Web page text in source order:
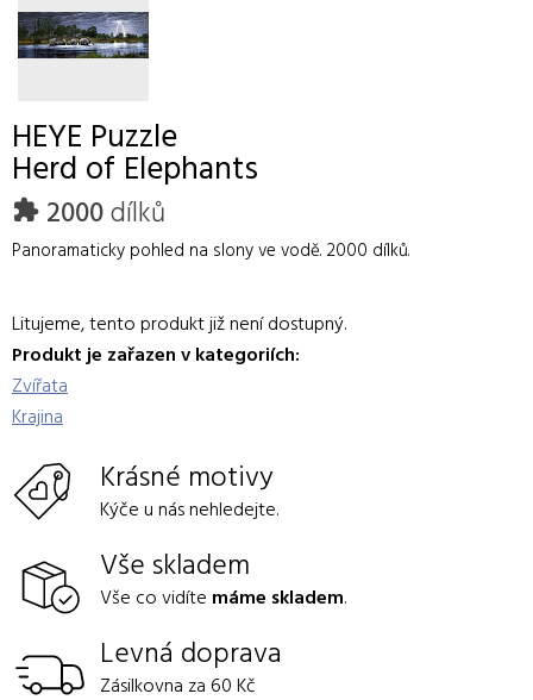
HEYE Puzzle
Herd of Elephants
2000dílků
Panoramaticky pohled na slony ve vodě. 2000 dílků.
Litujeme, tento produkt již není dostupný.
Produkt je zařazen v kategoriích:
Zvířata
Krajina
Krásné motivy
Kýče u nás nehledejte.
Vše skladem
Vše co vidíte máme skladem.
Levná doprava
Zásilkovna za 60 Kč